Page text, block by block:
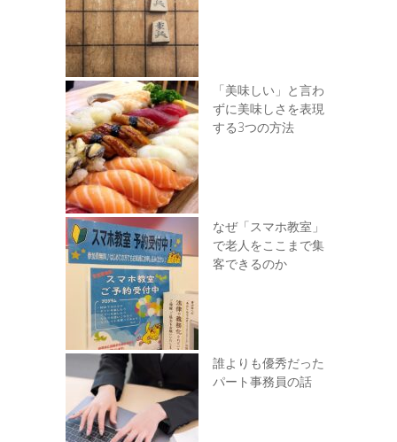
「美味しい」と言わ
ずに美味しさを表現
する3つの方法
なぜ「スマホ教室」
で老人をここまで集
客できるのか
誰よりも優秀だった
パート事務員の話